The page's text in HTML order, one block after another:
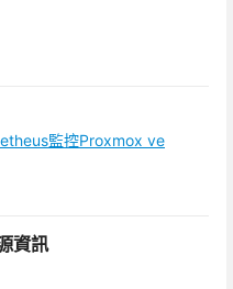
監控Proxmox ve
資訊